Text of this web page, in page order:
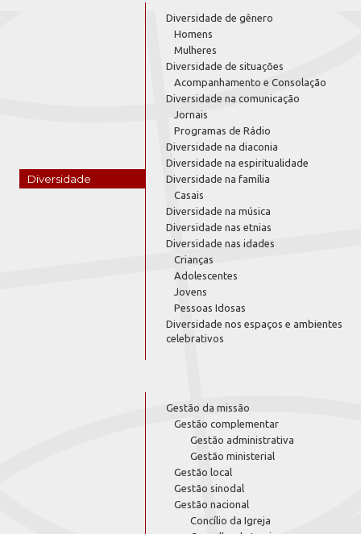
Diversidade
Diversidade de gênero
Homens
Mulheres
Diversidade de situações
Acompanhamento e Consolação
Diversidade na comunicação
Jornais
Programas de Rádio
Diversidade na diaconia
Diversidade na espiritualidade
Diversidade na família
Casais
Diversidade na música
Diversidade nas etnias
Diversidade nas idades
Crianças
Adolescentes
Jovens
Pessoas Idosas
Diversidade nos espaços e ambientes
celebrativos
Gestão da missão
Gestão complementar
Gestão administrativa
Gestão ministerial
Gestão local
Gestão sinodal
Gestão nacional
Concílio da Igreja